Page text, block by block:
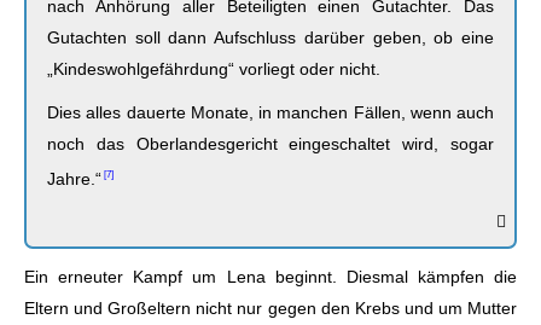
nach Anhörung aller Beteiligten einen Gutachter. Das
Gutachten soll dann Aufschluss darüber geben, ob eine
„Kindeswohlgefährdung“ vorliegt oder nicht.
Dies alles dauerte Monate, in manchen Fällen, wenn auch
noch das Oberlandesgericht eingeschaltet wird, sogar
Jahre.“
Ein erneuter Kampf um Lena beginnt. Diesmal kämpfen die
Eltern und Großeltern nicht nur gegen den Krebs und um Mutter